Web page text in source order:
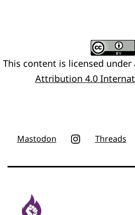
This content is licensed under
Attribution 4.0
Mastodon Instagram
Threads